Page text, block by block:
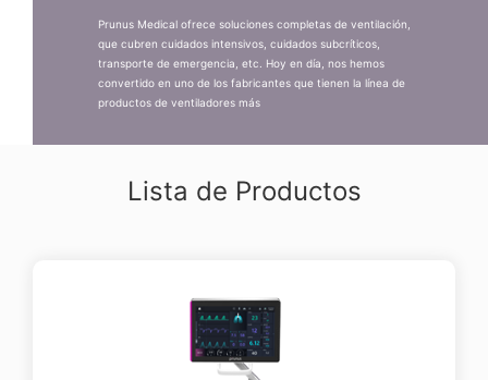
Prunus Medical ofrece soluciones completas de ventilación,
que cubren cuidados intensivos, cuidados subcríticos,
transporte de emergencia, etc. Hoy en día, nos hemos
convertido en uno de los fabricantes que tienen la línea de
productos de ventiladores más
Lista de Productos